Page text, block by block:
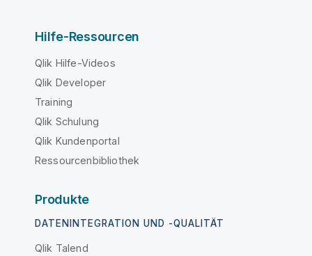
Hilfe-Ressourcen
Qlik Hilfe-Videos
Qlik Developer
Training
Qlik Schulung
Qlik Kundenportal
Ressourcenbibliothek
Produkte
DATENINTEGRATION UND -QUALITÄT
Qlik Talend